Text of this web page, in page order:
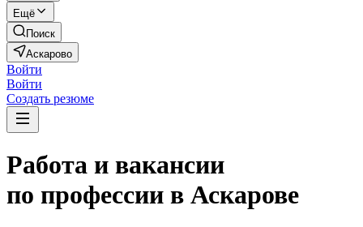
Ещё
Поиск
Аскарово
Войти
Войти
Создать резюме
Работа и вакансии
по профессии в Аскарове